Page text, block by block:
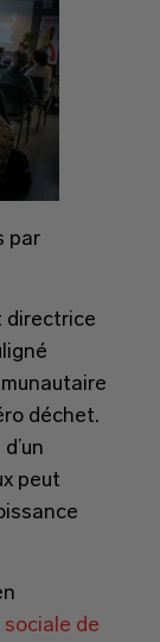
par
directrice
déchet.
peut
sociale de